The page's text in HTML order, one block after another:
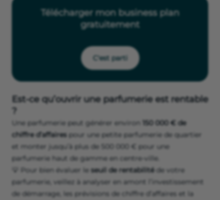
Télécharger mon business plan
gratuitement
C'est parti
Est-ce qu’ouvrir une parfumerie est rentable
?
Une parfumerie peut générer environ
150 000 € de
chiffre d’affaires pour une petite parfumerie de quartier
et monter jusqu’à plus de 500 000 € pour une
parfumerie haut de gamme en centre-ville.
💡 Pour bien évaluer le seuil de rentabilitéde votre
parfumerie, veillez à analyser en amont l’investissement
de démarrage, les prévisions de chiffre d’affaires et la